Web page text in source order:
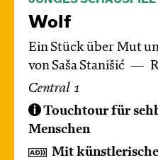
Wolf
Ein Stück über Mut
von Saša Stanišić
Central 1
Touchtour für
Menschen
Mit